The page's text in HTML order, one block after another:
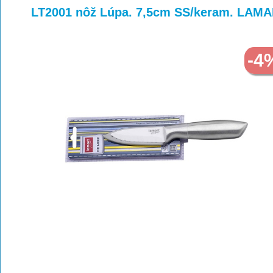
>>
LT2001 nôž Lúpa. 7,5cm SS/keram.
-